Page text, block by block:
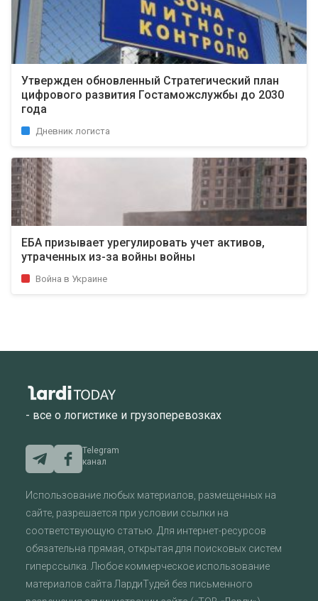
Утвержден обновленный Стратегический план
цифрового развития Гостаможслужбы до 2030
года
Дневник логиста
ЕБА призывает урегулировать учет активов,
утраченных из-за войны войны
Война в Украине
- все о логистике и грузоперевозках
Telegram
канал
Использование любых материалов, размещенных на
сайте, разрешается при условии ссылки на
соответствующую статью. Для интернет-ресурсов
обязательна прямая, открытая для поисковых систем
гиперссылка. Любое коммерческое использование
материалов сайта ЛардиТудей без письменного